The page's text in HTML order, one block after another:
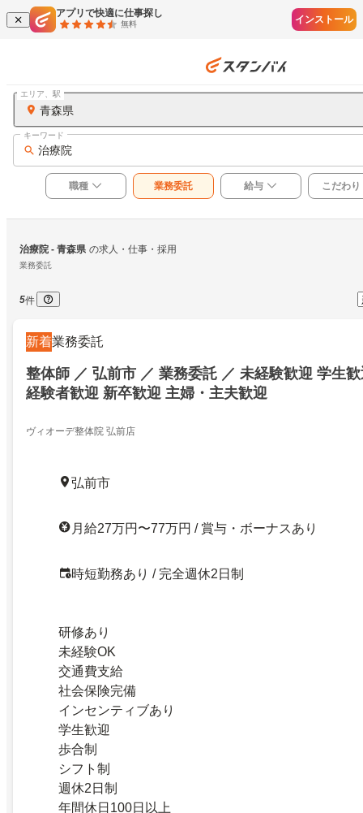
アプリで快適に仕事探し
無料 インストール
青森県
エリア、駅
治療院
キーワード
職種 業務委託 給与 こだわり
治療院 - 青森県 の求人・仕事・採用
業務委託
5件
新着業務委託
整体師 ／ 弘前市 ／ 業務委託 ／ 未経験歓迎 学生
経験者歓迎 新卒歓迎 主婦・主夫歓迎
ヴィオーデ整体院 弘前店
弘前市
月給27万円〜77万円 / 賞与・ボーナスあり
時短勤務あり / 完全週休2日制
研修あり
未経験OK
交通費支給
社会保険完備
インセンティブあり
学生歓迎
歩合制
シフト制
週休2日制
年間休日100日以上